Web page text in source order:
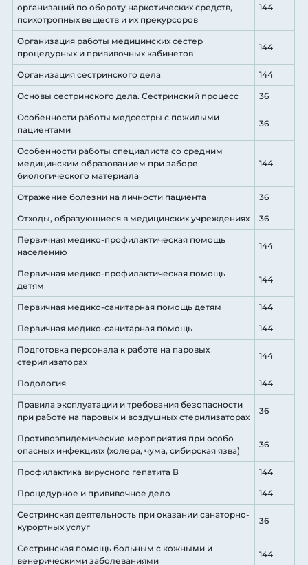
организаций по обороту наркотических средств,
психотропных веществ и их прекурсоров
144
Организация работы медицинских сестер
процедурных и прививочных кабинетов
144
Организация сестринского дела 144
Основы сестринского дела. Сестринский процесс 36
Особенности работы медсестры с пожилыми
пациентами
36
Особенности работы специалиста со средним
медицинским образованием при заборе
биологического материала
144
Отражение болезни на личности пациента 36
Отходы, образующиеся в медицинских учреждениях 36
Первичная медико-профилактическая помощь
населению
144
Первичная медико-профилактическая помощь
детям
144
Первичная медико-санитарная помощь детям 144
Первичная медико-санитарная помощь 144
Подготовка персонала к работе на паровых
стерилизаторах
144
Подология 144
Правила эксплуатации и требования безопасности
при работе на паровых и воздушных стерилизаторах
36
Противоэпидемические мероприятия при особо
опасных инфекциях (холера, чума, сибирская язва)
36
Профилактика вирусного гепатита В 144
Процедурное и прививочное дело 144
Сестринская деятельность при оказании санаторно-
курортных услуг
36
Сестринская помощь больным с кожными и
венерическими заболеваниями
144